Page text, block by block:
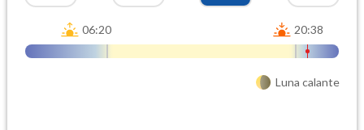
06:20 20:38
Luna calante